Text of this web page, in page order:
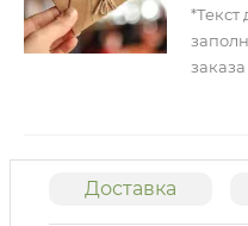
заказа
Доставка